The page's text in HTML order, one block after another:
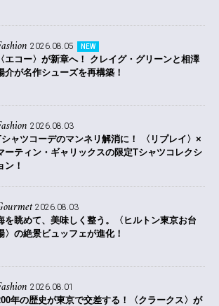
2026.08.05 NEW
〈エコー〉が新章へ！ クレイグ・グリーンと相澤
介が名作シューズを再構築！
2026.08.03
ャツコーデのマンネリ解消に！ 〈リプレイ〉×
ーティン・ギャリックスの限定Tシャツコレクシ
ン！
2026.08.03
を眺めて、美味しく整う。〈ヒルトン東京お台
〉の絶景ビュッフェが進化！
2026.08.01
年の歴史が東京で交差する！〈クラークス〉が